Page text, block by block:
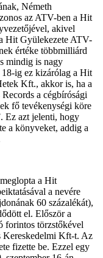
Németh
az ATV-ben a Hit
akivel
Hit Gyülekezete ATV-
értéke többmilliárd
mindig is nagy
ig ez kizárólag a Hit
Kft., akkor is, ha a
a cégbírósági
fő tevékenységi köre
Ez azt jelenti, hogy
a könyveket, addig a
a Hit
a nevére
60 százalékát),
el. Először a
forintos törzstőkével
Kereskedelmi Kft-t. Az
fizette be. Ezzel egy